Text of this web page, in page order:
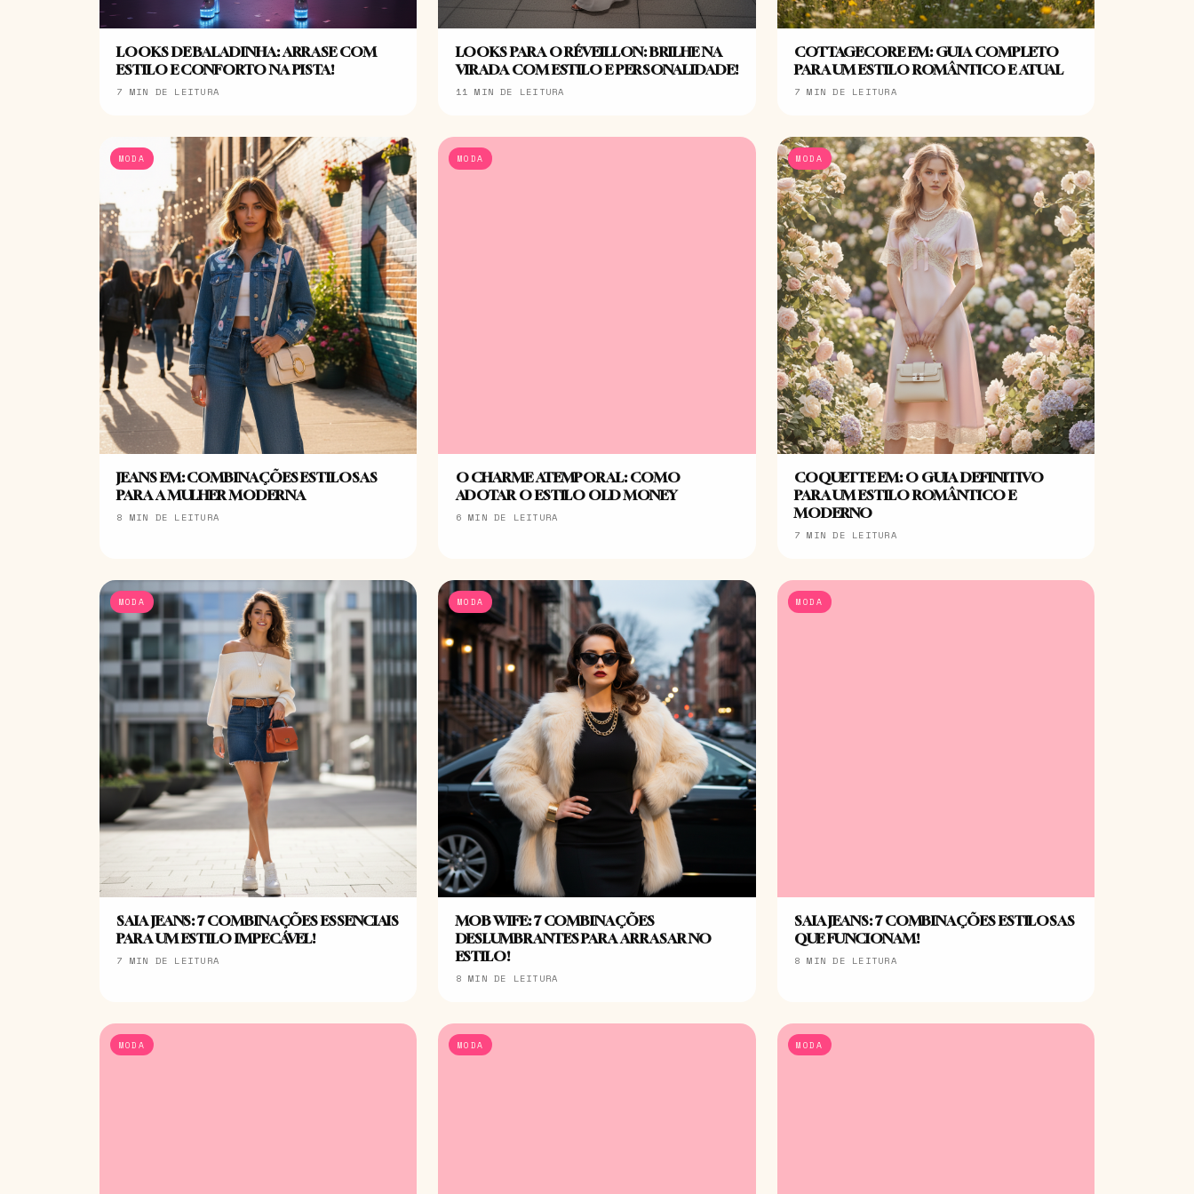
LOOKS DE BALADINHA: ARRASE COM
ESTILO E CONFORTO NA PISTA!
7 MIN DE LEITURA
LOOKS PARA O RÉVEILLON: BRILHE NA
VIRADA COM ESTILO E PERSONALIDADE!
11 MIN DE LEITURA
COTTAGECORE EM: GUIA COMPLETO
PARA UM ESTILO ROMÂNTICO E ATUAL
7 MIN DE LEITURA
MODA
JEANS EM: COMBINAÇÕES ESTILOSAS
PARA A MULHER MODERNA
8 MIN DE LEITURA
MODA
O CHARME ATEMPORAL: COMO
ADOTAR O ESTILO OLD MONEY
6 MIN DE LEITURA
MODA
COQUETTE EM: O GUIA DEFINITIVO
PARA UM ESTILO ROMÂNTICO E
MODERNO
7 MIN DE LEITURA
MODA
SAIA JEANS: 7 COMBINAÇÕES ESSENCIAIS
PARA UM ESTILO IMPECÁVEL!
7 MIN DE LEITURA
MODA
MOB WIFE: 7 COMBINAÇÕES
DESLUMBRANTES PARA ARRASAR NO
ESTILO!
8 MIN DE LEITURA
MODA
SAIA JEANS: 7 COMBINAÇÕES ESTILOSAS
QUE FUNCIONAM!
8 MIN DE LEITURA
MODA MODA MODA